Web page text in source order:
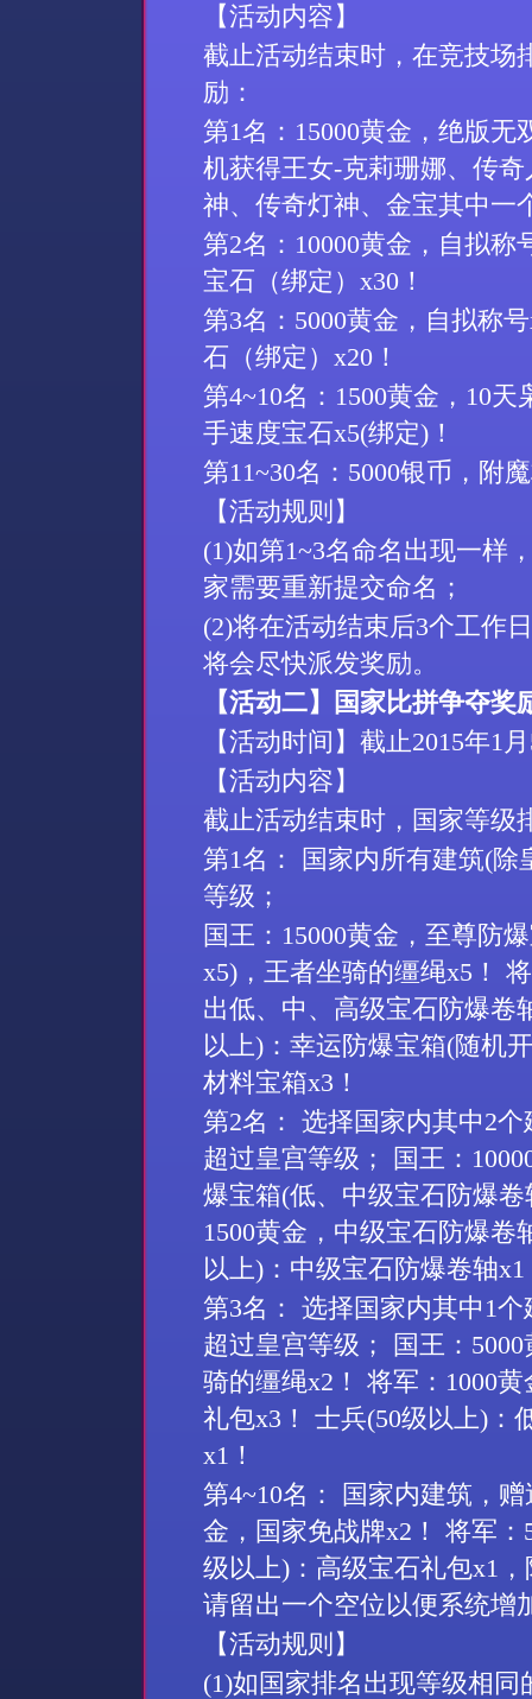
【活动内容】
截止活动结束时，在竞技场
励：
第1名： 15000黄金，绝版无
机获得王女-克莉珊娜、传
神、传奇灯神、金宝其中一
第2名： 10000黄金，自拟称
宝石（绑定） x30 ！
第3名： 5000黄金，自拟称号
石（绑定） x20 ！
第4~10名： 1500黄金， 10天
手速度宝石x5(绑定)！
第11~30名： 5000银币，附
【活动规则】
(1)如第1~3名命名出现一样
家需要重新提交命名；
(2)将在活动结束后3个工作
将会尽快派发奖励。
【活动二】国家比拼争夺奖
【活动时间】截止2015年1 月
【活动内容】
截止活动结束时，国家等级
第1名： 国家内所有建筑(除
等级；
国王： 15000黄金，至尊防
x5)，王者坐骑的缰绳x5 ！
出低、中、高级宝石防爆卷
以上)：幸运防爆宝箱(随机
材料宝箱x3 ！
第2名： 选择国家内其中2个
超过皇宫等级； 国王：
爆宝箱(低、中级宝石防爆卷
1500黄金，中级宝石防爆卷
以上)：中级宝石防爆卷轴x1
第3名： 选择国家内其中 1个
超过皇宫等级； 国王： 5000
骑的缰绳x2 ！ 将军： 1000黄
礼包x3 ！ 士兵(50级以上)：
x1 ！
第4~10名： 国家内建筑，赠
金，国家免战牌x2 ！ 将军：
级以上)：高级宝石礼包x1
请留出一个空位以便系统增
【活动规则】
(1)如国家排名出现等级相同